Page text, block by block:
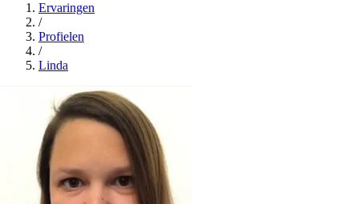
Ervaringen
/
Profielen
/
Linda